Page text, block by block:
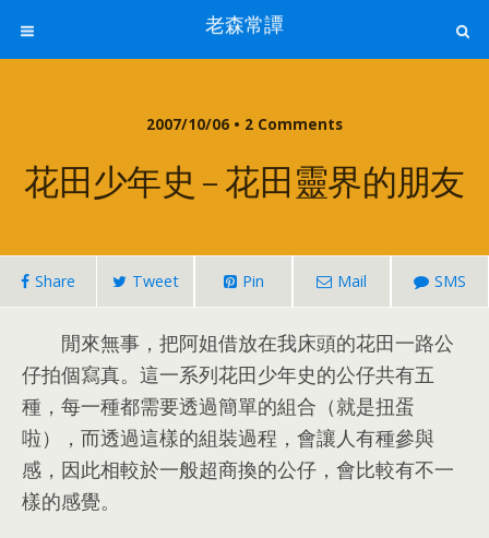
老森常譚
2007/10/06 • 2 Comments
花田少年史 –花田靈界的朋友
Share Tweet Pin Mail SMS
閒來無事 ， 把阿姐借放在我床頭的花田一路公
仔拍個寫真。 這一系列花田少年史的公仔共有五
種 ， 每一種都需要透過簡單的組合（就是扭蛋
啦）
， 而透過這樣的組裝過程 ， 會讓人有種參與
感 ， 因此相較於一般超商換的公仔 ， 會比較有不一
樣的感覺。